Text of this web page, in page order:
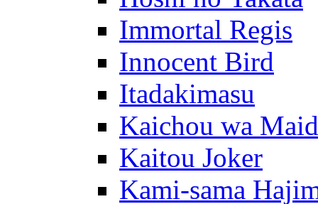
Immortal Regis
Innocent Bird
Itadakimasu
Kaichou wa
Kaitou Joker
Kami-sama